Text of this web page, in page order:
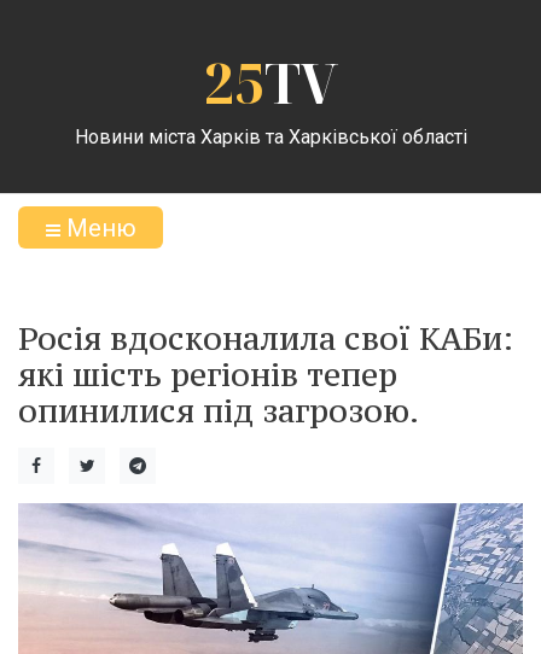
25TV
Новини міста Харків та Харківської області
Меню
Росія вдосконалила свої КАБи:
які шість регіонів тепер
опинилися під загрозою.